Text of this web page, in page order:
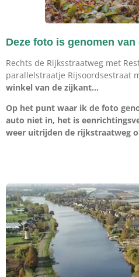
Deze foto is genomen
Rechts de Rijksstraatweg met
parallelstraatje Rijsoordsestraat
winkel van de zijkant...
Op het punt waar ik de foto
auto niet in, het is
weer uitrijden de rijkstraatweg